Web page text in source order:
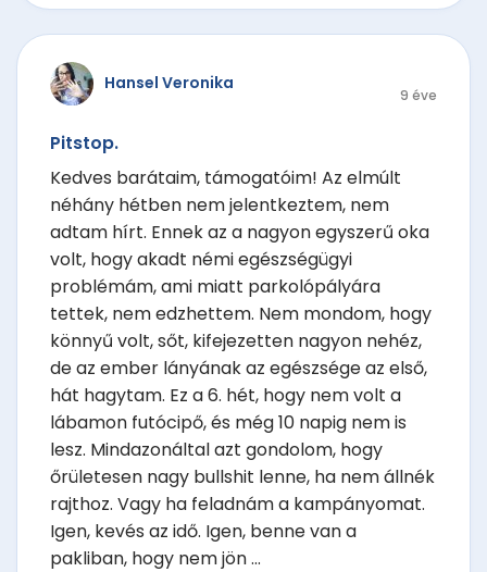
Hansel Veronika
9 éve
Pitstop.
Kedves barátaim, támogatóim! Az elmúlt
néhány hétben nem jelentkeztem, nem
adtam hírt. Ennek az a nagyon egyszerű oka
volt, hogy akadt némi egészségügyi
problémám, ami miatt parkolópályára
tettek, nem edzhettem. Nem mondom, hogy
könnyű volt, sőt, kifejezetten nagyon nehéz,
de az ember lányának az egészsége az első,
hát hagytam. Ez a 6. hét, hogy nem volt a
lábamon futócipő, és még 10 napig nem is
lesz. Mindazonáltal azt gondolom, hogy
őrületesen nagy bullshit lenne, ha nem állnék
rajthoz. Vagy ha feladnám a kampányomat.
Igen, kevés az idő. Igen, benne van a
pakliban, hogy nem jön ...